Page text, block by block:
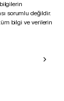
sorumlu değildir.
bilgi ve verilerin